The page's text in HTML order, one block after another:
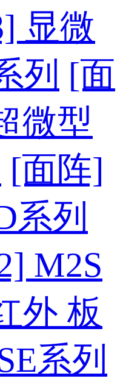
显微
列 [面
微型
[面阵]
系列
M2S
外 板
系列